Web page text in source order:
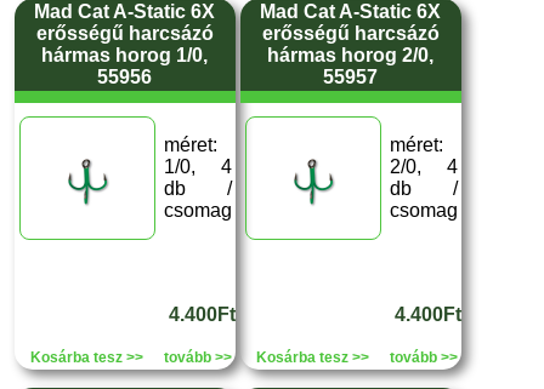
Mad Cat A-Static 6X
erősségű harcsázó
hármas horog 1/0,
55956
méret:
1/0, 4
db /
csomag
4.400Ft
Kosárba tesz >> tovább >>
Mad Cat A-Static 6X
erősségű harcsázó
hármas horog 2/0,
55957
méret:
2/0, 4
db /
csomag
4.400Ft
Kosárba tesz >> tovább >>